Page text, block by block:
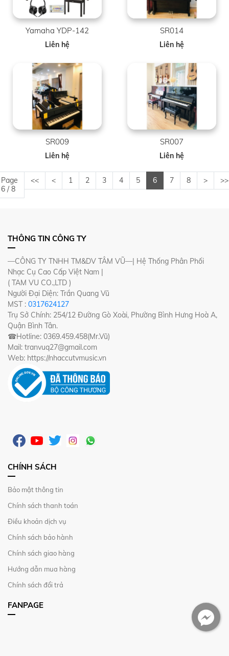
Yamaha YDP-142
Liên hệ
SR014
Liên hệ
SR009
Liên hệ
SR007
Liên hệ
Page
6 / 8
<< < 1 2 3 4 5 6 7 8 > >>
THÔNG TIN CÔNG TY
—CÔNG TY TNHH TM&DV TÂM VŨ—| Hệ Thống Phân Phối
Nhạc Cụ Cao Cấp Việt Nam |
( TAM VU CO.,LTD )
Người Đại Diện: Trần Quang Vũ
MST : 0317624127
Trụ Sở Chính: 254/12 Đường Gò Xoài, Phường Bình Hưng Hoà A,
Quận Bình Tân.
☎Hotline: 0369.459.458(Mr.Vũ)
Mail: tranvuq27@gmail.com
Web: https://nhaccutvmusic.vn
CHÍNH SÁCH
Bảo mật thông tin
Chính sách thanh toán
Điều khoản dịch vụ
Chính sách bảo hành
Chính sách giao hàng
Hướng dẫn mua hàng
Chính sách đổi trả
FANPAGE